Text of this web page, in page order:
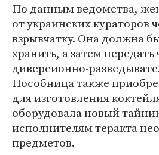
По данным ведомства,
от украинских кураторов
взрывчатку. Она должна
хранить, а затем
диверсионно-
Пособница также
для изготовления
оборудовала новый
исполнителям теракта
предметов.